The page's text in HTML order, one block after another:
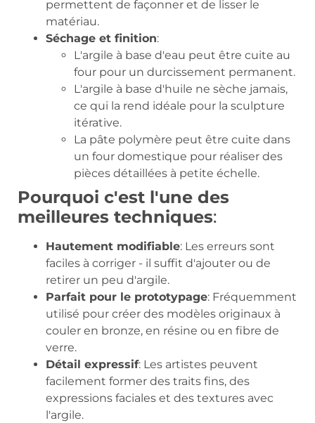
permettent de façonner et de lisser le
matériau.
Séchage et finition:
L'argile à base d'eau peut être cuite au
four pour un durcissement permanent.
L'argile à base d'huile ne sèche jamais,
ce qui la rend idéale pour la sculpture
itérative.
La pâte polymère peut être cuite dans
un four domestique pour réaliser des
pièces détaillées à petite échelle.
Pourquoi c'est l'une des
meilleures techniques:
Hautement modifiable: Les erreurs sont
faciles à corriger - il suffit d'ajouter ou de
retirer un peu d'argile.
Parfait pour le prototypage: Fréquemment
utilisé pour créer des modèles originaux à
couler en bronze, en résine ou en fibre de
verre.
Détail expressif: Les artistes peuvent
facilement former des traits fins, des
expressions faciales et des textures avec
l'argile.